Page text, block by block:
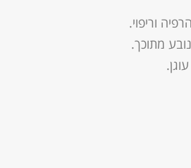
וריפוי.
מתוכך.